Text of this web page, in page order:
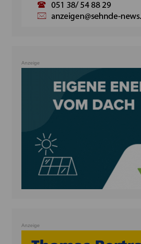
Anzeige
Anzeige